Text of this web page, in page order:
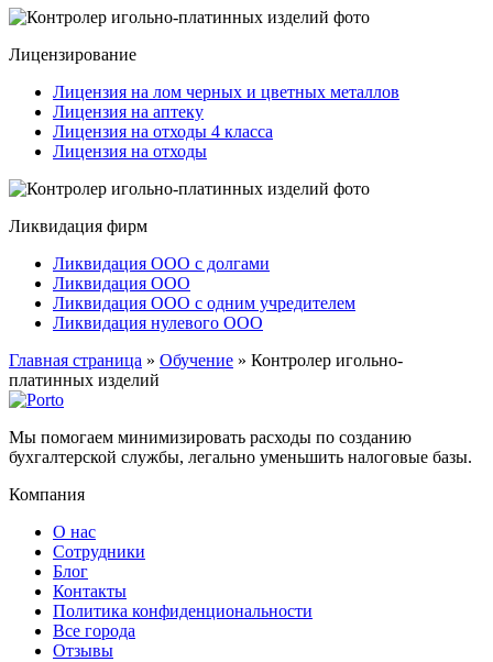
Лицензирование
Лицензия на лом черных и цветных металлов
Лицензия на аптеку
Лицензия на отходы 4 класса
Лицензия на отходы
Ликвидация фирм
Ликвидация ООО с долгами
Ликвидация ООО
Ликвидация ООО с одним учредителем
Ликвидация нулевого ООО
Главная страница » Обучение » Контролер игольно-
платинных изделий
Мы помогаем минимизировать расходы по созданию
бухгалтерской службы, легально уменьшить налоговые базы.
Компания
О нас
Сотрудники
Блог
Контакты
Политика конфиденциональности
Все города
Отзывы